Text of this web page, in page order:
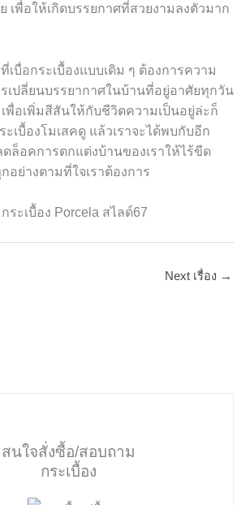
เพื่อให้เกิดบรรยกาศที่สวยงามลงตัวมาก
เบื่อกระเบื้องแบบเดิม ๆ ต้องการความ
เปลี่ยนบรรยากาศในบ้านที่อยู่อาศัยทุกวัน
เพื่อเพิ่มสีสันให้กับชีวิตความเป็นอยู่ล่ะก็
ะเบื้องโมเสคดู แล้วเราจะได้พบกับอีก
ล็อคการตกแต่งบ้านของเราให้ไร้ขีด
อย่างตามที่ใจเราต้องการ
Next เรื่อง →
สนใจสั่งซื้อ/สอบถาม
กระเบื้อง